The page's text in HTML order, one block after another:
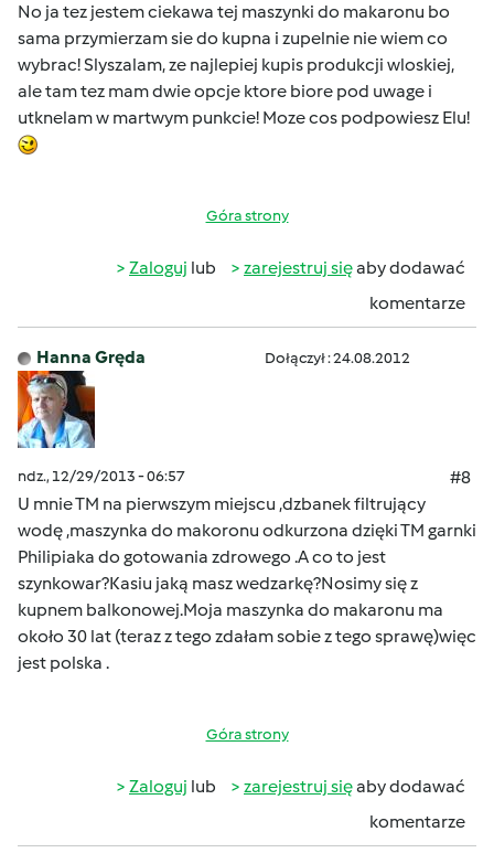
No ja tez jestem ciekawa tej maszynki do makaronu bo
sama przymierzam sie do kupna i zupelnie nie wiem co
wybrac! Slyszalam, ze najlepiej kupis produkcji wloskiej,
ale tam tez mam dwie opcje ktore biore pod uwage i
utknelam w martwym punkcie! Moze cos podpowiesz Elu!
Góra strony
Zaloguj lub zarejestruj sięaby dodawać
komentarze
Hanna Gręda Dołączył : 24.08.2012
ndz., 12/29/2013 - 06:57
#8
U mnie TM na pierwszym miejscu ,dzbanek filtrujący
wodę ,maszynka do makoronu odkurzona dzięki TM garnki
Philipiaka do gotowania zdrowego .A co to jest
szynkowar?Kasiu jaką masz wedzarkę?Nosimy się z
kupnem balkonowej.Moja maszynka do makaronu ma
około 30 lat (teraz z tego zdałam sobie z tego sprawę)więc
jest polska .
Góra strony
Zaloguj lub zarejestruj sięaby dodawać
komentarze